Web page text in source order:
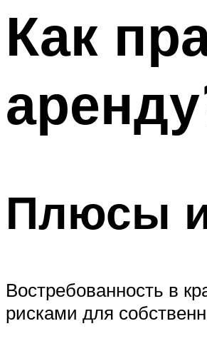
Как
Плюсы
Востребованность в
рисками для